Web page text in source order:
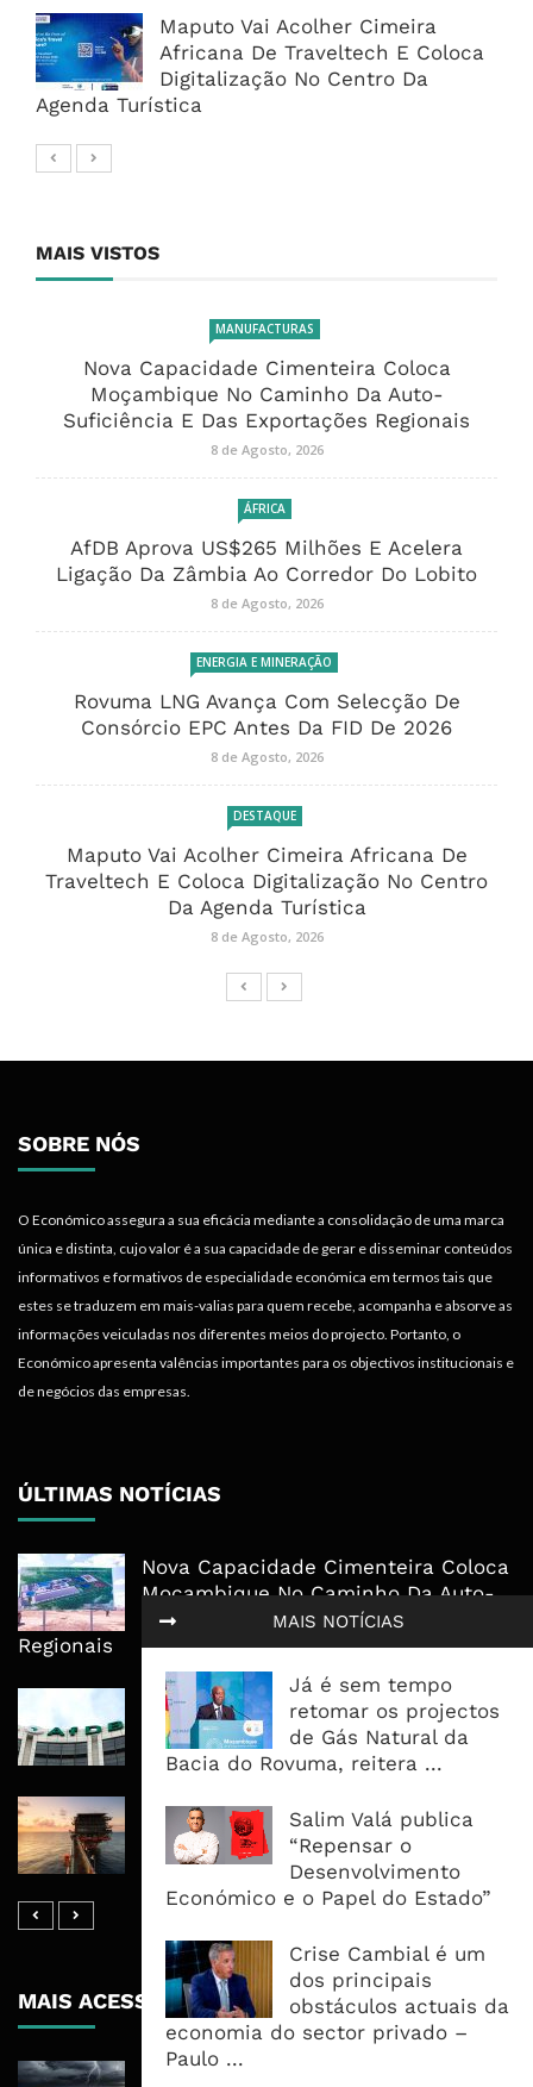
MAIS NOTÍCIAS
Já é sem tempo
retomar os projectos
de Gás Natural da
Bacia do Rovuma, reitera ...
Salim Valá publica
“Repensar o
Desenvolvimento
Económico e o Papel do Estado”
Crise Cambial é um
dos principais
obstáculos actuais da
economia do sector privado –
Paulo ...
Maputo Vai Acolher Cimeira
Africana De Traveltech E Coloca
Digitalização No Centro Da
Agenda Turística
MAIS VISTOS
MANUFACTURAS
Nova Capacidade Cimenteira Coloca
Moçambique No Caminho Da Auto-
Suficiência E Das Exportações Regionais
8 de Agosto, 2026
ÁFRICA
AfDB Aprova US$265 Milhões E Acelera
Ligação Da Zâmbia Ao Corredor Do Lobito
8 de Agosto, 2026
ENERGIA E MINERAÇÃO
Rovuma LNG Avança Com Selecção De
Consórcio EPC Antes Da FID De 2026
8 de Agosto, 2026
DESTAQUE
Maputo Vai Acolher Cimeira Africana De
Traveltech E Coloca Digitalização No Centro
Da Agenda Turística
8 de Agosto, 2026
SOBRE NÓS
O Económico assegura a sua eficácia mediante a consolidação de uma marca
única e distinta, cujo valor é a sua capacidade de gerar e disseminar conteúdos
informativos e formativos de especialidade económica em termos tais que
estes se traduzem em mais-valias para quem recebe, acompanha e absorve as
informações veiculadas nos diferentes meios do projecto. Portanto, o
Económico apresenta valências importantes para os objectivos institucionais e
de negócios das empresas.
ÚLTIMAS NOTÍCIAS
Nova Capacidade Cimenteira Coloca
Moçambique No Caminho Da Auto-
Suficiência E Das Exportações
Regionais
AfDB Aprova US$265 Milhões E
Acelera Ligação Da Zâmbia Ao
Corredor Do Lobito
Rovuma LNG Avança Com Selecção
De Consórcio EPC Antes Da FID De
2026
MAIS ACESSADOS
Tempestade Tropical GEZANI Poderá